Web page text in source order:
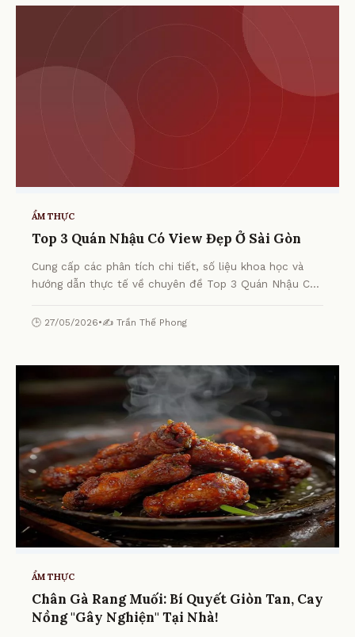
ẨM THỰC
Top 3 Quán Nhậu Có View Đẹp Ở Sài Gòn
Cung cấp các phân tích chi tiết, số liệu khoa học và
hướng dẫn thực tế về chuyên đề Top 3 Quán Nhậu Có
🕒 27/05/2026•✍️ Trần Thế Phong
ẨM THỰC
Chân Gà Rang Muối: Bí Quyết Giòn Tan, Cay
Nồng "Gây Nghiện" Tại Nhà!